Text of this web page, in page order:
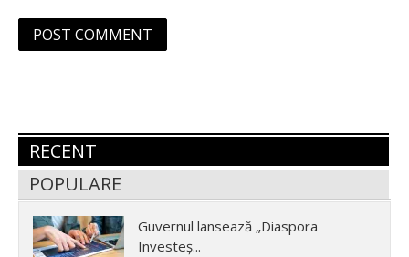
RECENT
POPULARE
Guvernul lansează „Diaspora
Investeș...